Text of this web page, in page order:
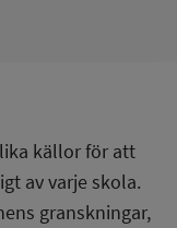
källor för att
av varje skola.
granskningar,